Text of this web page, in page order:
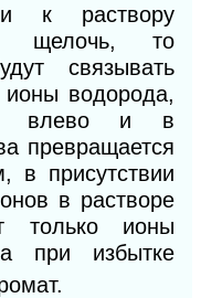
к раствору
щелочь, то
связывать
ионы водорода,
влево и в
превращается
в присутствии
в растворе
только ионы
при избытке